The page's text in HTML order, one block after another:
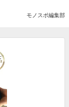
モノスポ編集部